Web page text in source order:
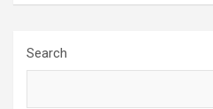
Search